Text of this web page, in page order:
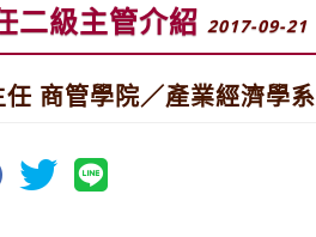
二級主管介紹 2017-09-21
任 商管學院／產業經濟學系